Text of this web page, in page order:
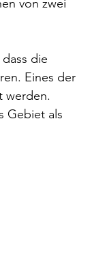
von zwei
die
Eines der
werden.
Gebiet als